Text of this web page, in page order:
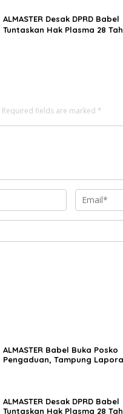
ALMASTER Desak DPRD Babel
Tuntaskan Hak Plasma 28
Required fields are marked *
ALMASTER Babel Buka Posko
Pengaduan, Tampung
ALMASTER Desak DPRD Babel
Tuntaskan Hak Plasma 28